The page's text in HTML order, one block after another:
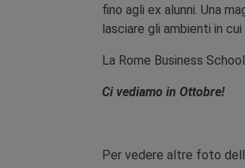
fino agli ex alunni. Una
lasciare gli ambienti in
La Rome Business
Ci vediamo in Ottobre!
Per vedere altre foto